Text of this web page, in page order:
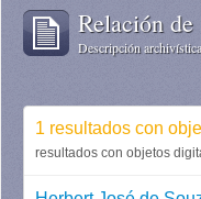
Relación
Descripción archivística
1 resultados con
resultados con objetos